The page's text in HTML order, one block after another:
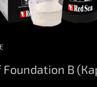
Foundation B